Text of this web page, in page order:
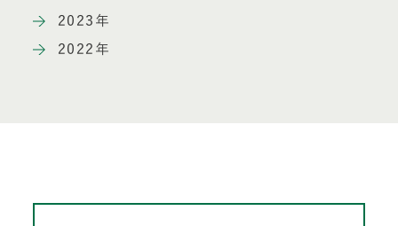
2023年
2022年